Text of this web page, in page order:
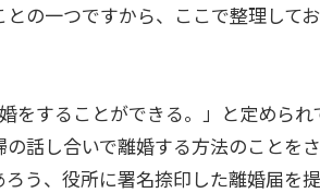
の一つですから、ここで整理してお
することができる。」と定められ
話し合いで離婚する方法のことをさ
う、役所に署名捺印した離婚届を